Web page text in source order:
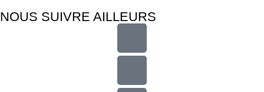
NOUS SUIVRE AILLEURS